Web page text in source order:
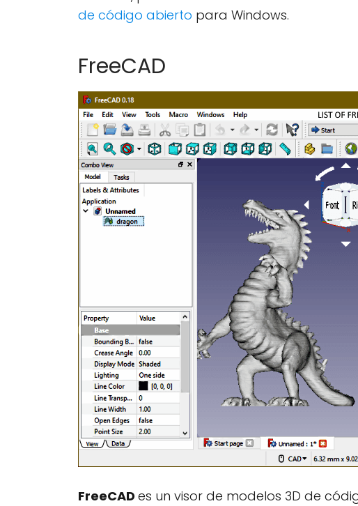
de código abierto para Windows.
FreeCAD
FreeCAD es un visor de modelos 3D de